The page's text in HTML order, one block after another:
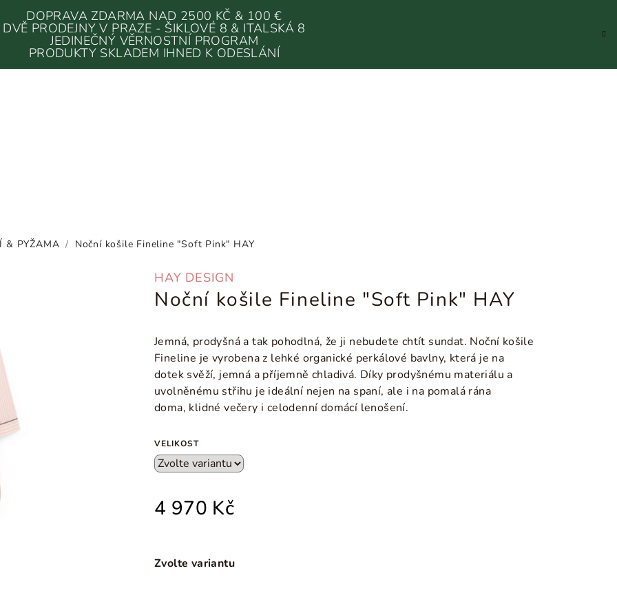
DOPRAVA ZDARMA NAD 2500 KČ & 100 €
DVĚ PRODEJNY V PRAZE - ŠIKLOVÉ 8 & ITALSKÁ 8
JEDINEČNÝ VĚRNOSTNÍ PROGRAM
PRODUKTY SKLADEM IHNED K ODESLÁNÍ
& PYŽAMA / Noční košile Fineline "Soft Pink" HAY
HAY DESIGN
Noční košile Fineline "Soft Pink" HAY
Jemná, prodyšná a tak pohodlná, že ji nebudete chtít sundat. Noční košile
Fineline je vyrobena z lehké organické perkálové bavlny, která je na
dotek svěží, jemná a příjemně chladivá. Díky prodyšnému materiálu a
uvolněnému střihu je ideální nejen na spaní, ale i na pomalá rána
doma, klidné večery i celodenní domácí lenošení.
VELIKOST
4 970 Kč
Zvolte variantu